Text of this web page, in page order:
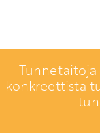
Tunnetaitoja
konkreettista